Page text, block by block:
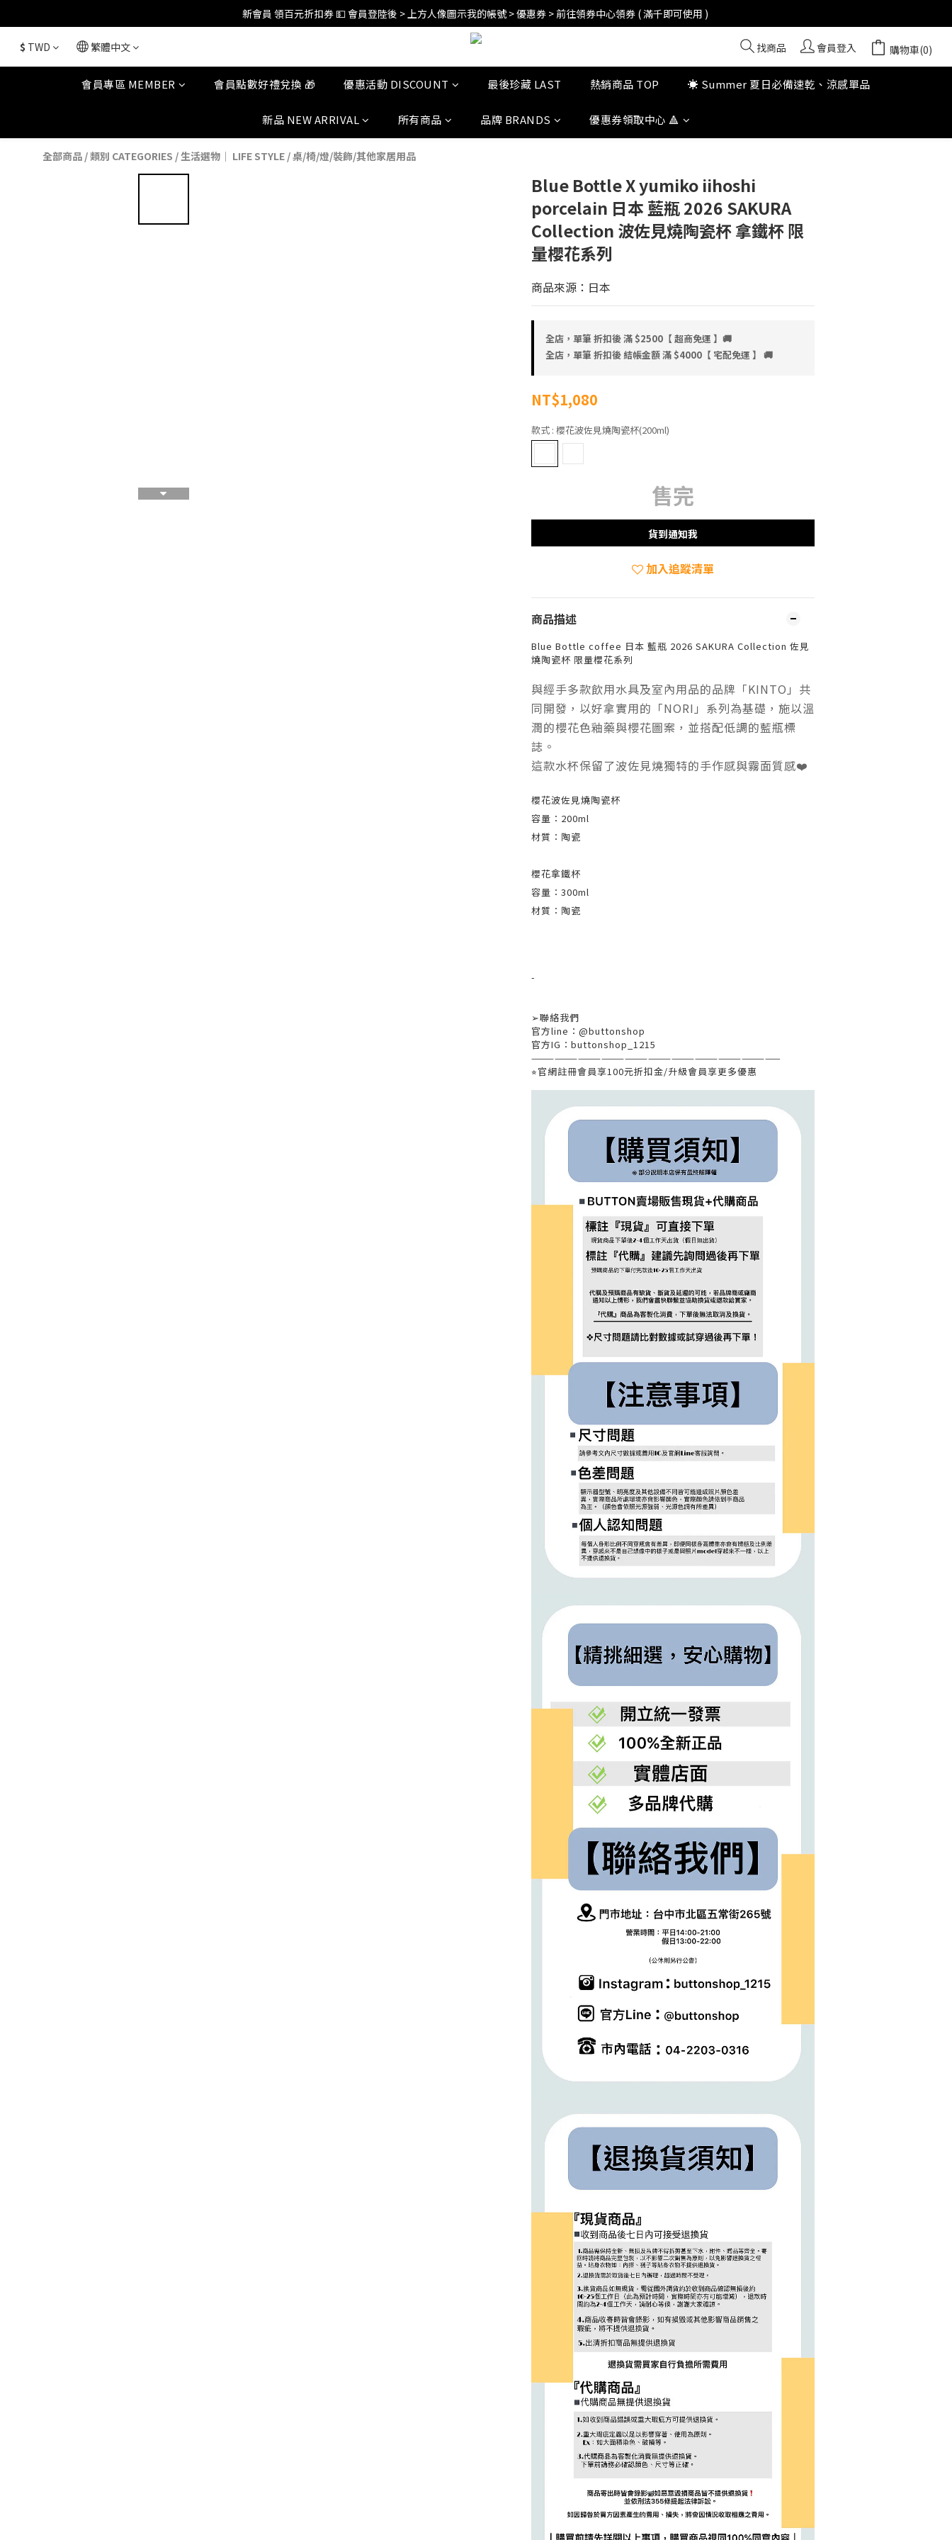
訂單折扣後滿$2500超商免運;$4000宅配免運 🚚
訂單折扣後滿$2500超商免運;$4000宅配免運 🚚
$ TWD 繁體中文 找商品 會員登入 購物車(0)
會員專區 MEMBER 會員點數好禮兌換 🎁 優惠活動 DISCOUNT 最後珍藏 LAST 熱銷商品 TOP ☀️ Summer 夏日必備速乾、涼感單品
新品 NEW ARRIVAL 所有商品 品牌 BRANDS 優惠券領取中心 🔺
全部商品 /類別 CATEGORIES /生活選物｜ LIFE STYLE /桌/椅/燈/裝飾/其他家居用品
Blue Bottle X yumiko iihoshi
porcelain 日本 藍瓶 2026 SAKURA
Collection 波佐見燒陶瓷杯 拿鐵杯 限
量櫻花系列
商品來源：日本
全店，單筆 折扣後 滿 $2500【 超商免運 】🚚
全店，單筆 折扣後 結帳金額 滿 $4000【 宅配免運 】 🚚
NT$1,080
款式 : 櫻花波佐見燒陶瓷杯(200ml)
售完
貨到通知我
加入追蹤清單
商品描述
Blue Bottle coffee 日本 藍瓶 2026 SAKURA Collection 佐見
燒陶瓷杯 限量櫻花系列
與經手多款飲用水具及室內用品的品牌「KINTO」共
同開發，以好拿實用的「NORI」系列為基礎，施以溫
潤的櫻花色釉藥與櫻花圖案，並搭配低調的藍瓶標
誌。
這款水杯保留了波佐見燒獨特的手作感與霧面質感❤️
櫻花波佐見燒陶瓷杯
容量：200ml
材質：陶瓷
櫻花拿鐵杯
容量：300ml
材質：陶瓷
-
➢聯絡我們
官方line ： @buttonshop
官方IG ： buttonshop_1215
————————————————————————————————
⭐︎官網註冊會員享100元折扣金/升級會員享更多優惠